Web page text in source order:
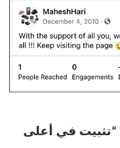
“تثبيت في أعلى